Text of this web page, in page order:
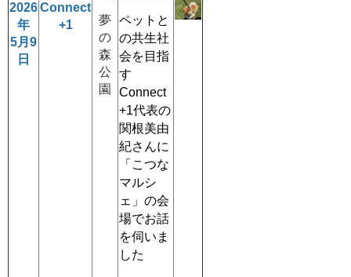
2026
年
5月9
日
Connect
+1
夢
の
森
公
園
ペットと
の共生社
会を目指
す
Connect
+1代表の
関根美由
紀さんに
「こつな
マルシ
ェ」の会
場でお話
を伺いま
した